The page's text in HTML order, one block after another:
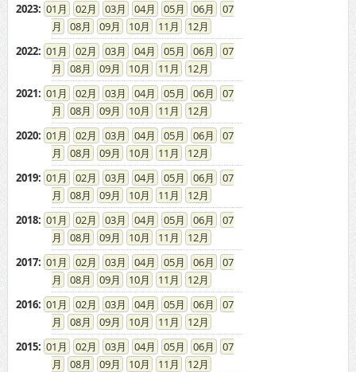
2023: 01 02 03 04 05 06
07
08
09 10 11
12
2022: 01 02 03 04 05 06
07
08
09 10 11
12
2021: 01 02 03 04 05 06
07
08
09 10 11
12
2020: 01 02 03 04 05 06
07
08
09 10 11
12
2019: 01 02 03 04 05 06
07
08
09 10 11
12
2018: 01 02 03 04 05 06
07
08
09 10 11
12
2017: 01 02 03 04 05 06
07
08
09 10 11
12
2016: 01 02 03 04 05 06
07
08
09 10 11
12
2015: 01 02 03 04 05 06
07
08
09 10 11
12